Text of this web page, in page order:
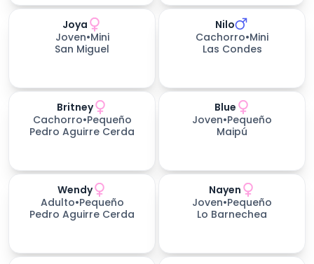
Joya
Joven•Mini
San Miguel
Nilo
Cachorro•Mini
Las Condes
Britney
Cachorro•Pequeño
Pedro Aguirre Cerda
Blue
Joven•Pequeño
Maipú
Wendy
Adulto•Pequeño
Pedro Aguirre Cerda
Nayen
Joven•Pequeño
Lo Barnechea